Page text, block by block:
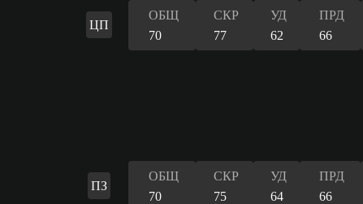
ЦП
ОБЩ
70
СКР
77
УД
62
ПРД
66
ПЗ
ОБЩ
70
СКР
75
УД
64
ПРД
66